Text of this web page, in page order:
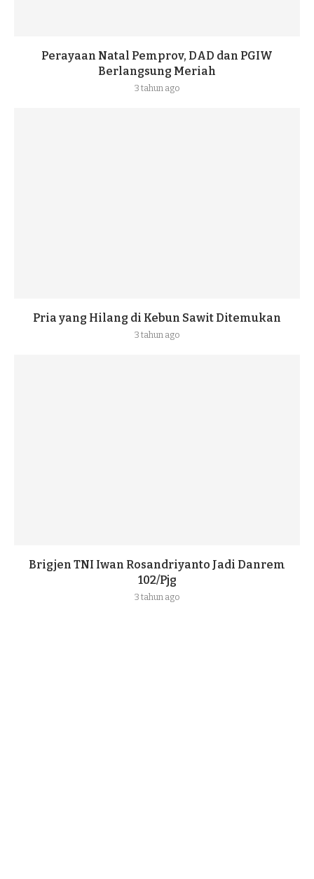
Perayaan Natal Pemprov, DAD dan PGIW
Berlangsung Meriah
3 tahun ago
Pria yang Hilang di Kebun Sawit Ditemukan
3 tahun ago
Brigjen TNI Iwan Rosandriyanto Jadi Danrem
102/Pjg
3 tahun ago